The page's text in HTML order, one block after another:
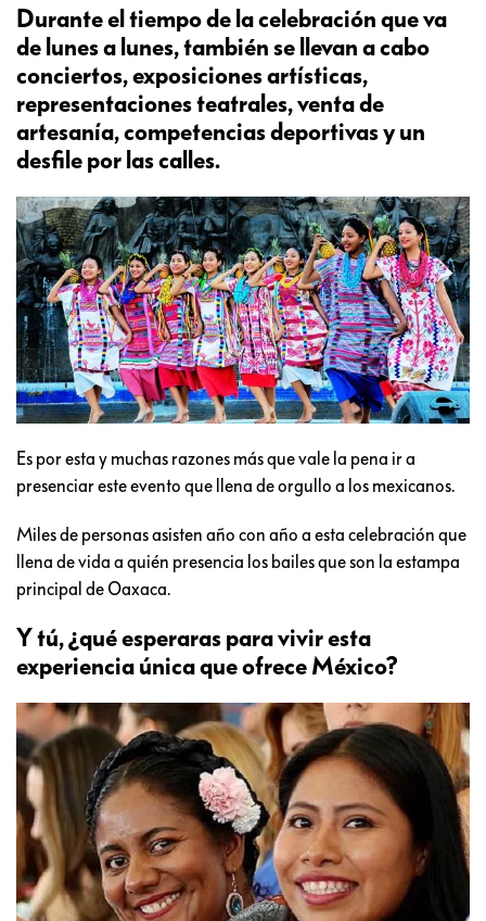
Durante el tiempo de la celebración que va
de lunes a lunes, también se llevan a cabo
conciertos, exposiciones artísticas,
representaciones teatrales, venta de
artesanía, competencias deportivas y un
desfile por las calles.
Es por esta y muchas razones más que vale la pena ir a
presenciar este evento que llena de orgullo a los mexicanos.
Miles de personas asisten año con año a esta celebración que
llena de vida a quién presencia los bailes que son la estampa
principal de Oaxaca.
Y tú, ¿qué esperaras para vivir esta
experiencia única que ofrece México?